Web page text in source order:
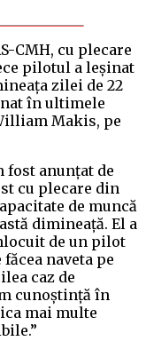
CMH, cu plecare
pilotul a leșinat
zilei de 22
în ultimele
Makis, pe
fost anunțat de
cu plecare din
de muncă
dimineață. El a
de un pilot
naveta pe
caz de
cunoștință în
mai multe